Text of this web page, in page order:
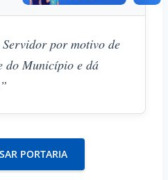
por motivo de
do Município e dá
PORTARIA